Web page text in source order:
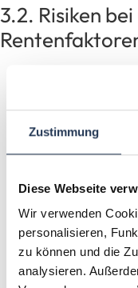
Zustimmung
Diese Webseite
Wir verwenden
personalisieren,
zu können und die
analysieren.
3.2. Risiken
Verträge, die
kann dies zu